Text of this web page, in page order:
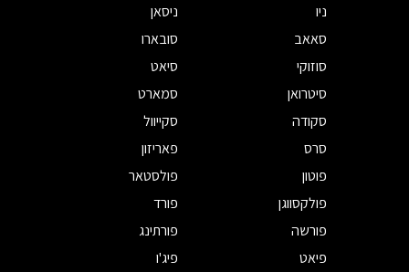
ניו
ניסאן
סאאב
סובארו
סוזוקי
סיאט
סיטרואן
סמארט
סקודה
סקייוול
סרס
פאריזון
פוטון
פולסטאר
פולקסווגן
פורד
פורשה
פורתינג
פיאט
פיג'ו